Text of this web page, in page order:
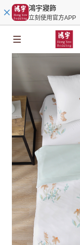
鴻宇寢飾
立刻使用官方APP